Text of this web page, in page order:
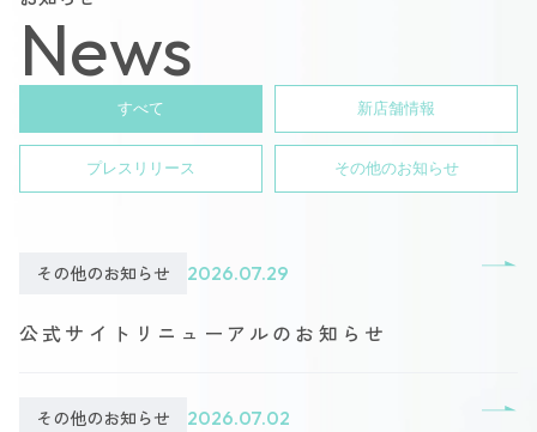
News
すべて 新店舗情報
プレスリリース その他のお知らせ
その他のお知らせ 2026.07.29
公式サイトリニューアルのお知らせ
その他のお知らせ 2026.07.02